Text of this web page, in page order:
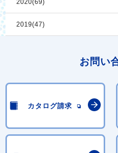
2020(69)
2019(47)
お問い
カタログ請求